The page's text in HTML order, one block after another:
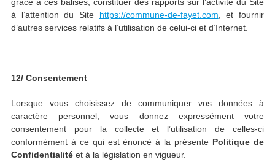
à l’attention du Site https://commune-de-fayet.com , et fournir
d’autres services relatifs à l’utilisation de celui-ci et d’Internet.
12/ Consentement
Lorsque vous choisissez de communiquer vos données à
caractère personnel, vous donnez expressément votre
consentement pour la collecte et l’utilisation de celles-ci
conformément à ce qui est énoncé à la présente Politique de
Confidentialité et à la législation en vigueur.